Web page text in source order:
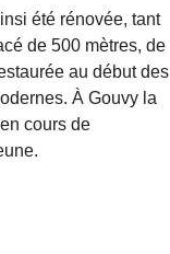
été rénovée, tant
de 500 mètres, de
au début des
À Gouvy la
cours de